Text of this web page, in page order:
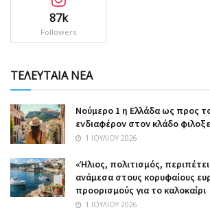
87k
Followers
ΤΕΛΕΥΤΑΙΑ ΝΕΑ
Nούμερο 1 η Ελλάδα ως προς
ενδιαφέρον στον κλάδο
1 ΙΟΥΛΊΟΥ 2026
«Ήλιος, πολιτισμός,
ανάμεσα στους κορυφαίους
προορισμούς για το καλοκαίρι
1 ΙΟΥΛΊΟΥ 2026